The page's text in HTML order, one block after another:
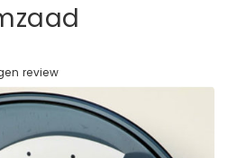
review